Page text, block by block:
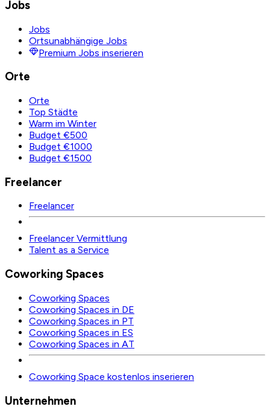
Jobs
Jobs
Ortsunabhängige Jobs
Premium Jobs inserieren
Orte
Orte
Top Städte
Warm im Winter
Budget €500
Budget €1000
Budget €1500
Freelancer
Freelancer
Freelancer Vermittlung
Talent as a Service
Coworking Spaces
Coworking Spaces
Coworking Spaces in DE
Coworking Spaces in PT
Coworking Spaces in ES
Coworking Spaces in AT
Coworking Space kostenlos inserieren
Unternehmen